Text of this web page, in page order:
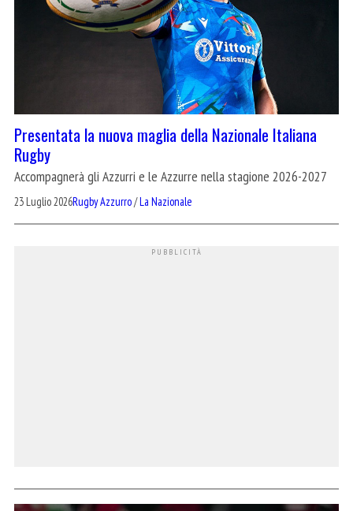
Presentata la nuova maglia della Nazionale Italiana
Rugby
Accompagnerà gli Azzurri e le Azzurre nella stagione 2026-2027
23 Luglio 2026Rugby Azzurro/La Nazionale